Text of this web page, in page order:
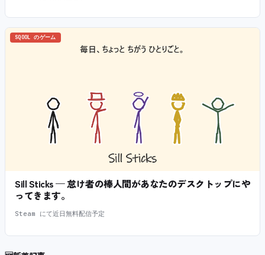
SQOOL のゲーム
Sill Sticks — 怠け者の棒人間があなたのデスクトップにや
ってきます。
Steam にて近日無料配信予定